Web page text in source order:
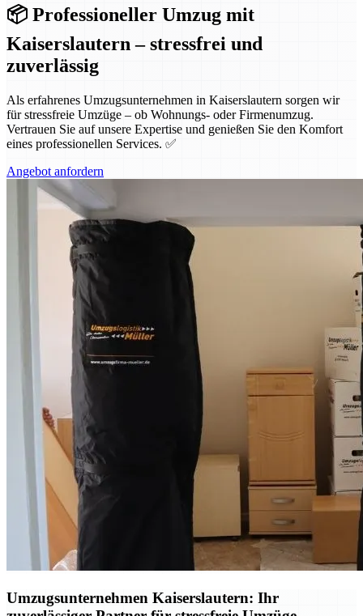
📦 Professioneller Umzug mit
Kaiserslautern – stressfrei und
zuverlässig
Als erfahrenes Umzugsunternehmen in Kaiserslautern sorgen wir
für stressfreie Umzüge – ob Wohnungs- oder Firmenumzug.
Vertrauen Sie auf unsere Expertise und genießen Sie den Komfort
eines professionellen Services. ✅
Angebot anfordern
Umzugsunternehmen Kaiserslautern: Ihr